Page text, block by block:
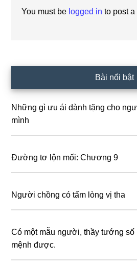
You must be logged in to post a
Sidebar
Bài nổi bật
Những gì ưu ái dành tặng cho
mình
Đường tơ lộn mối: Chương 9
Người chồng có tấm lòng vị tha
Có một mẫu người, thầy tướng số
mệnh được.